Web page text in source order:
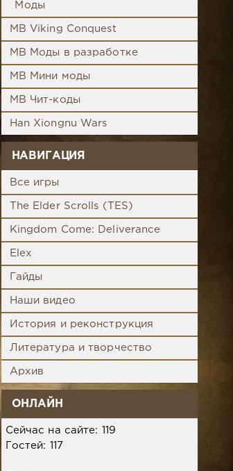
Моды
MB Viking Conquest
MB Моды в разработке
MB Мини моды
MB Чит-коды
Han Xiongnu Wars
НАВИГАЦИЯ
Все игры
The Elder Scrolls (TES)
Kingdom Come: Deliverance
Elex
Гайды
Наши видео
История и реконструкция
Литература и творчество
Архив
ОНЛАЙН
Сейчас на сайте: 119
Гостей: 117